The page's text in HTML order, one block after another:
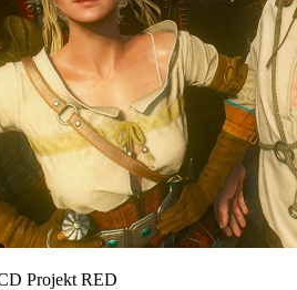
Projekt RED